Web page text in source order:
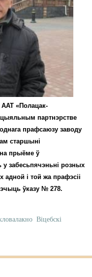
«Полацак-
партнэрстве
прафсаюзу заводу
старшыні
прыёме ў
забесьпячэньні розных
і той жа прафэсіі
ўказу № 278.
Віцебскі